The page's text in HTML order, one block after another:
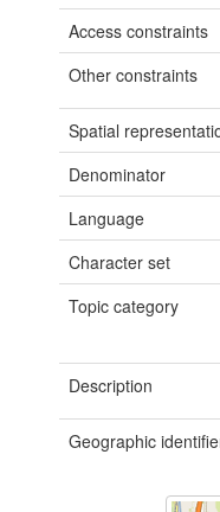
Access constraints
Other constraints
Spatial
Denominator
Language
Character set
Topic category
Description
Geographic